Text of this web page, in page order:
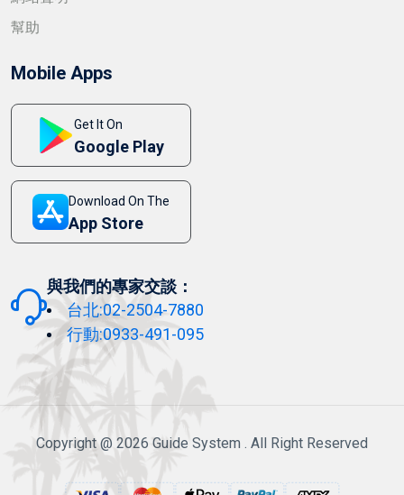
幫助
Mobile Apps
Get It On
Google Play
Download On The
App Store
與我們的專家交談：
台北:02-2504-7880
行動:0933-491-095
Copyright @ 2026 Guide System . All Right Reserved